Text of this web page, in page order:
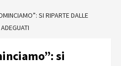
SI RIPARTE DALLE
si